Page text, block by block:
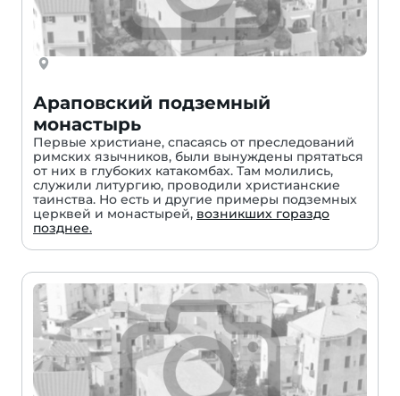
Араповский подземный
монастырь
Первые христиане, спасаясь от преследований
римских язычников, были вынуждены прятаться
от них в глубоких катакомбах. Там молились,
служили литургию, проводили христианские
таинства. Но есть и другие примеры подземных
церквей и монастырей, возникших гораздо
позднее.